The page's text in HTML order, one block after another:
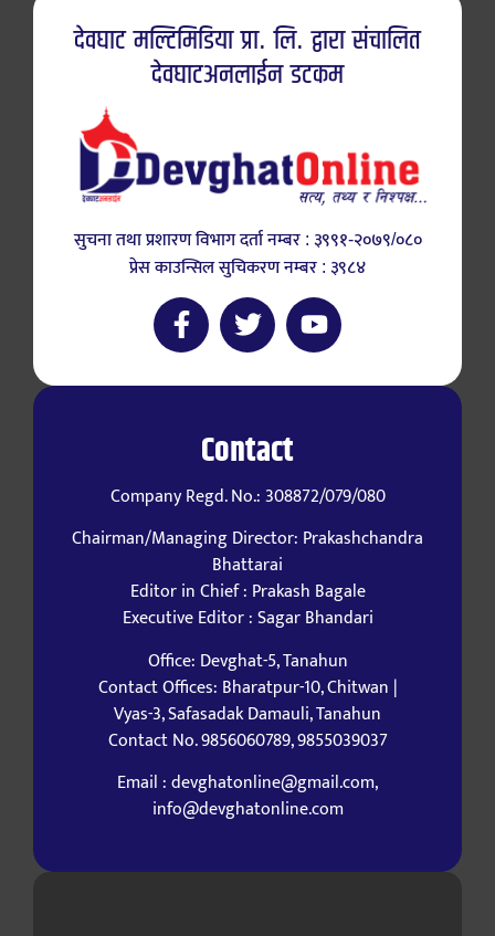
देवघाट मल्टिमिडिया प्रा. लि. द्वारा संचालित
देवघाटअनलाईन डटकम
सुचना तथा प्रशारण विभाग दर्ता नम्बर : ३९९१-२०७९/०८०
प्रेस काउन्सिल सुचिकरण नम्बर : ३९८४
Contact
Company Regd. No.: 308872/079/080
Chairman/Managing Director: Prakashchandra
Bhattarai
Editor in Chief : Prakash Bagale
Executive Editor : Sagar Bhandari
Office: Devghat-5, Tanahun
Contact Offices: Bharatpur-10, Chitwan |
Vyas-3, Safasadak Damauli, Tanahun
Contact No. 9856060789, 9855039037
Email : devghatonline@gmail.com,
info@devghatonline.com